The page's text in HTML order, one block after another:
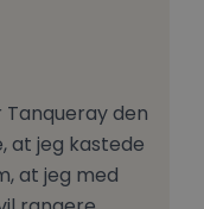
den
at jeg kastede
at jeg med